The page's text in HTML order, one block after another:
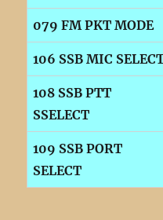
079 FM PKT MODE
106 SSB MIC
108 SSB PTT
SSELECT
109 SSB PORT
SELECT